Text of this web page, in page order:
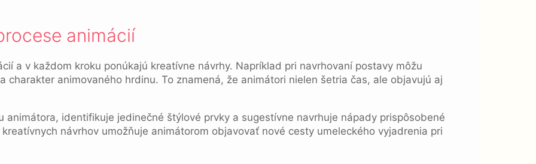
animácií
a v každom kroku ponúkajú kreatívne návrhy. Napríklad pri navrhovaní postavy môžu
animovaného hrdinu. To znamená, že animátori nielen šetria čas, ale objavujú aj
animátora, identifikuje jedinečné štýlové prvky a sugestívne navrhuje nápady prispôsobené
návrhov umožňuje animátorom objavovať nové cesty umeleckého vyjadrenia pri